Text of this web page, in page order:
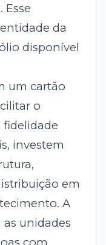
Esse
da
disponível
um cartão
o
investem
em
A
unidades
com